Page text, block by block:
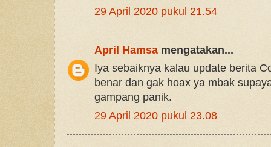
29 April 2020 pukul 21.54
April Hamsa mengatakan...
Iya sebaiknya kalau update berita
benar dan gak hoax ya mbak
gampang panik.
29 April 2020 pukul 23.08